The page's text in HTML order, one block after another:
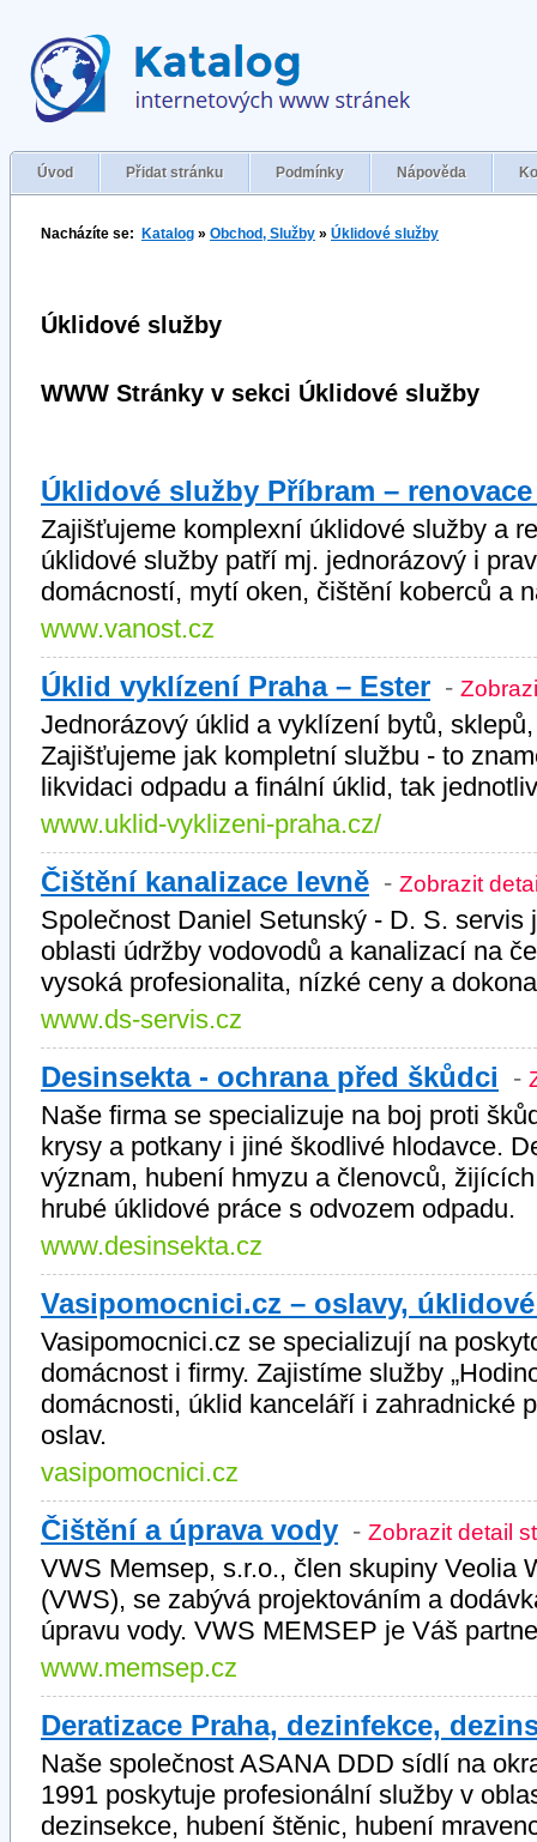
Úvod Přidat stránku Podmínky Nápověda
Nacházíte se: Katalog » Obchod, Služby » Úklidové služby
Úklidové služby
WWW Stránky v sekci Úklidové služby
Úklidové služby Příbram –
Zajišťujeme komplexní úklidové služby a
úklidové služby patří mj. jednorázový i
domácností, mytí oken, čištění koberců a
www.vanost.cz
Úklid vyklízení Praha – Ester -
Jednorázový úklid a vyklízení bytů,
Zajišťujeme jak kompletní službu - to
likvidaci odpadu a finální úklid, tak
www.uklid-vyklizeni-praha.cz/
Čištění kanalizace levně - Zobrazit
Společnost Daniel Setunský - D. S. servis
oblasti údržby vodovodů a kanalizací na
vysoká profesionalita, nízké ceny a
www.ds-servis.cz
Desinsekta - ochrana před škůdci -
Naše firma se specializuje na boj proti
krysy a potkany i jiné škodlivé hlodavce.
význam, hubení hmyzu a členovců,
hrubé úklidové práce s odvozem odpadu.
www.desinsekta.cz
Vasipomocnici.cz – oslavy,
Vasipomocnici.cz se specializují na
domácnost i firmy. Zajistíme služby
domácnosti, úklid kanceláří i zahradnické
oslav.
vasipomocnici.cz
Čištění a úprava vody - Zobrazit detail
VWS Memsep, s.r.o., člen skupiny Veolia
(VWS), se zabývá projektováním a
úpravu vody. VWS MEMSEP je Váš
www.memsep.cz
Deratizace Praha, dezinfekce,
Naše společnost ASANA DDD sídlí na
1991 poskytuje profesionální služby v
dezinsekce, hubení štěnic, hubení